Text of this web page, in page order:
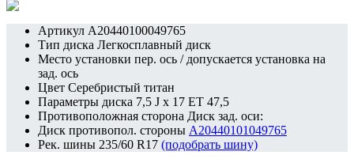
Артикул A20440100049765
Тип диска Легкосплавный диск
Место установки пер. ось / допускается установка на
зад. ось
Цвет Серебристый титан
Параметры диска 7,5 J x 17 ET 47,5
Противоположная сторона Диск зад. оси:
Диск противопол. стороны A20440101049765
Рек. шины 235/60 R17 (подобрать шину)